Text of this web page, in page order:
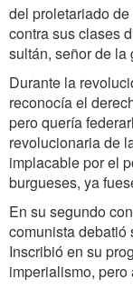
del proletariado
contra sus clases
sultán, señor de la
Durante la
reconocía el
pero quería
revolucionaria de
implacable por el
burgueses, ya
En su segundo
comunista debatió
Inscribió en su
imperialismo, pero